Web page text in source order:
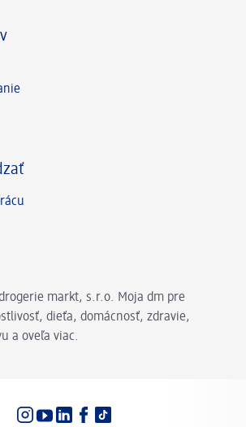
markt, s.r.o. Moja dm pre
dieťa, domácnosť, zdravie,
a oveľa viac.